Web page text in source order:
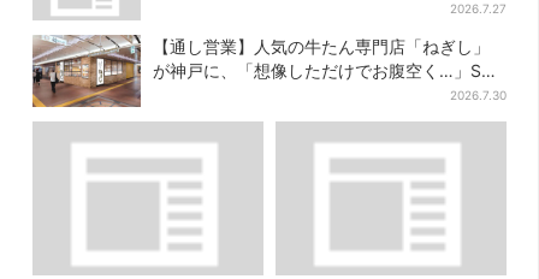
2026.7.27
【通し営業】人気の牛たん専門店「ねぎし」
が神戸に、「想像しただけでお腹空く…」SNS
2026.7.30